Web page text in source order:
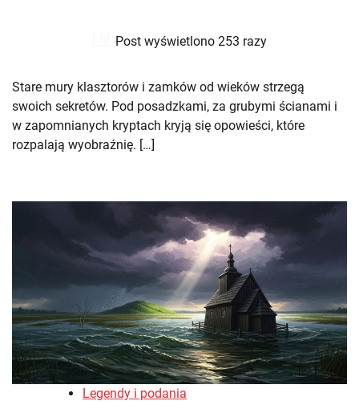
Post wyświetlono 253 razy
Stare mury klasztorów i zamków od wieków strzegą
swoich sekretów. Pod posadzkami, za grubymi ścianami i
w zapomnianych kryptach kryją się opowieści, które
rozpalają wyobraźnię. […]
Legendy i podania